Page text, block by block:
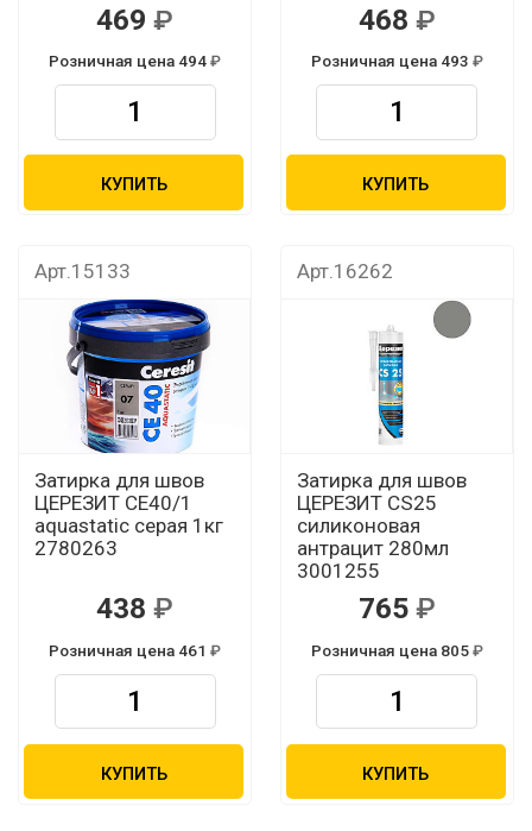
469
Розничная цена 494
КУПИТЬ
468
Розничная цена 493
КУПИТЬ
Арт.15133
Затирка для швов
ЦЕРЕЗИТ CЕ40/1
aquastatic серая 1кг
2780263
438
Розничная цена 461
КУПИТЬ
Арт.16262
Затирка для швов
ЦЕРЕЗИТ CS25
силиконовая
антрацит 280мл
3001255
765
Розничная цена 805
КУПИТЬ